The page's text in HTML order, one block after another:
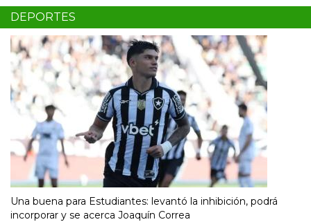
DEPORTES
Una buena para Estudiantes: levantó la inhibición, podrá
incorporar y se acerca Joaquín Correa